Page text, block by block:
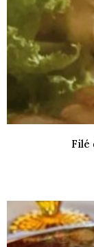
Filé